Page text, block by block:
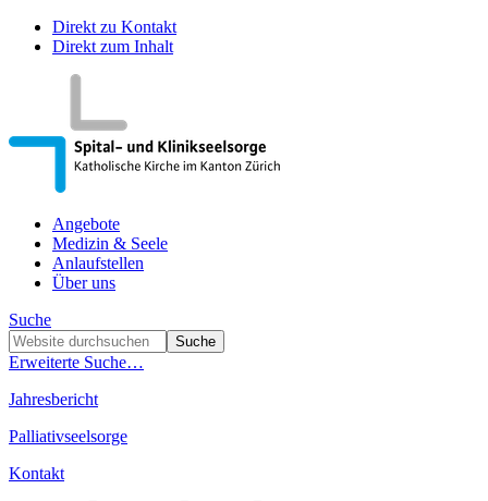
Direkt zu Kontakt
Direkt zum Inhalt
Angebote
Medizin & Seele
Anlaufstellen
Über uns
Suche
Erweiterte Suche…
Jahresbericht
Palliativseelsorge
Kontakt